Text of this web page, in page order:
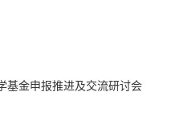
基金申报推进及交流研讨会